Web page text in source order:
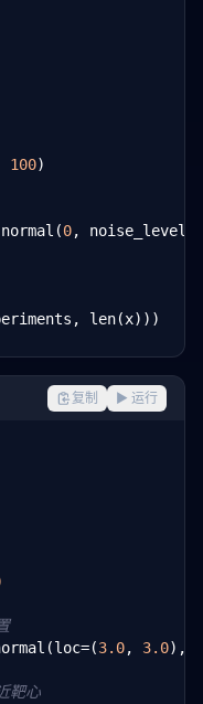
100)
0,
len(x)))
项式模型
30,
x)
axis=
)
复制 ▶ 运行
3.0, 3.0),
靶心